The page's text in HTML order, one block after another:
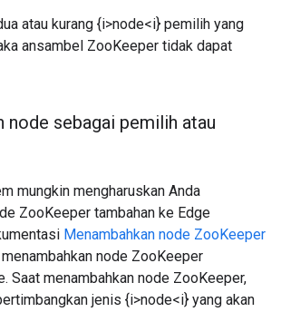
atau kurang {i>node<i} pemilih yang
ansambel ZooKeeper tidak dapat
node sebagai pemilih atau
mungkin mengharuskan Anda
ZooKeeper tambahan ke Edge
Menambahkan node ZooKeeper
node ZooKeeper
Saat menambahkan node ZooKeeper,
jenis {i>node<i} yang akan